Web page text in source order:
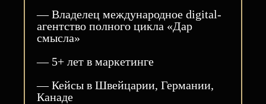
— Владелец международное digital-
агентство полного цикла «Дар
смысла»
— 5+ лет в маркетинге
— Кейсы в Швейцарии, Германии,
Канаде